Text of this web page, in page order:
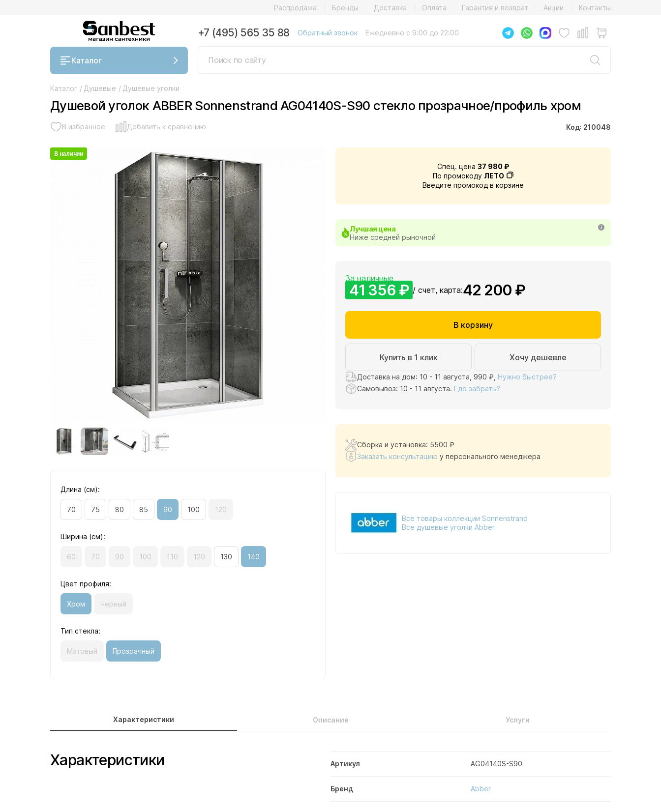
Распродажа Бренды Доставка Оплата Гарантия и возврат Акции Контакты
Каталог
+7 (495) 565 35 88 Обратный звонок Ежедневно с 9:00 до 22:00
Каталог / Душевые / Душевые уголки
Душевой уголок ABBER Sonnenstrand AG04140S-S90 стекло прозрачное/профиль хром
В избранное Добавить к сравнению Код: 210048
В наличии
Длина (см):
70 75 80 85 90 100 120
Ширина (см):
60 70 90 100 110 120 130 140
Цвет профиля:
Хром Черный
Тип стекла:
Матовый Прозрачный
Спец. цена 37 980 ₽
По промокоду ЛЕТО
Введите промокод в корзине
Лучшая цена
Ниже средней рыночной
За наличные
41 356 ₽ / счет, карта:42 200 ₽
В корзину
Купить в 1 клик Хочу дешевле
Доставка на дом: 10 - 11 августа, 990 ₽ Нужно быстрее?
Самовывоз: 10 - 11 августа. Где забрать?
Сборка и установка: 5500 ₽
Заказать консультацию у персонального менеджера
Все товары коллекции Sonnenstrand
Все душевые уголки Abber
Характеристики Описание Услуги
Характеристики Артикул AG04140S-S90
Бренд Abber